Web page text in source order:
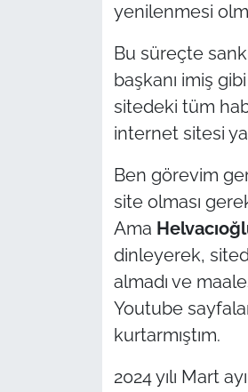
yenilenmesi
Bu süreçte
başkanı imiş
sitedeki tüm
internet sitesi
Ben görevim
site olması
Ama
dinleyerek,
almadı ve
Youtube
kurtarmıştım.
2024 yılı Mart
Gündem-Eğitim